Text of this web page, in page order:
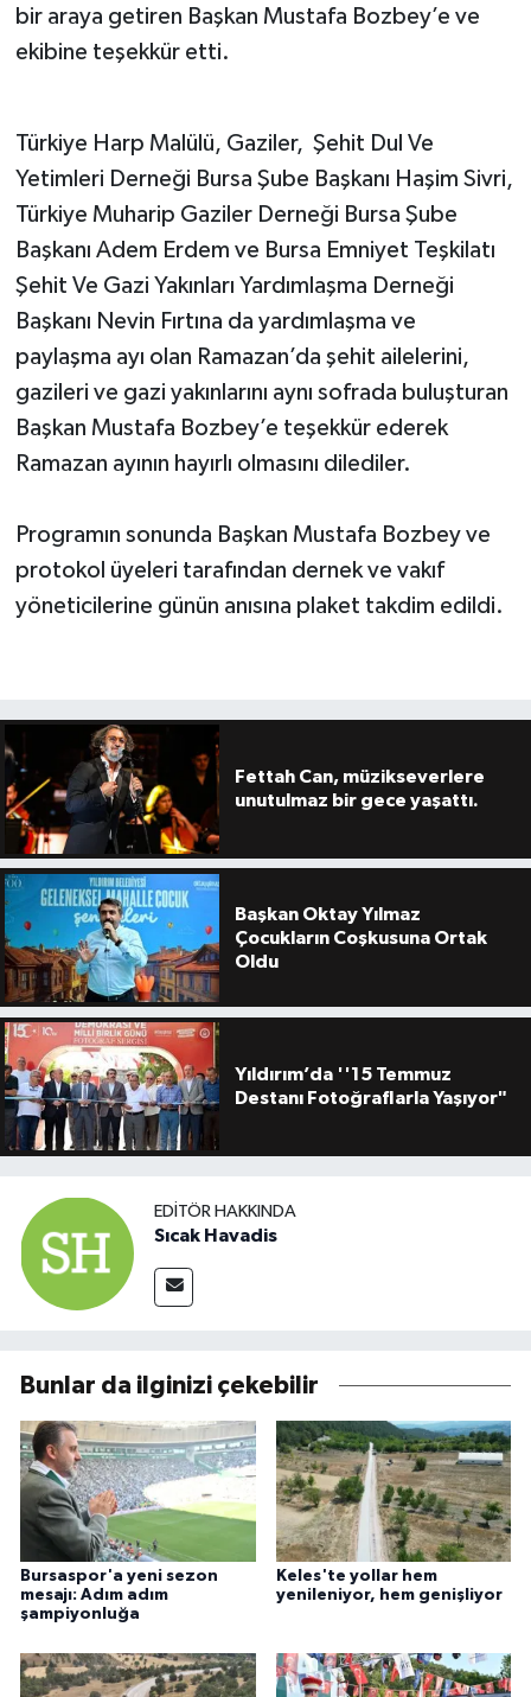
bir araya getiren Başkan Mustafa Bozbey’e ve
ekibine teşekkür etti.
Türkiye Harp Malülü, Gaziler, Şehit Dul Ve
Yetimleri Derneği Bursa Şube Başkanı Haşim Sivri,
Türkiye Muharip Gaziler Derneği Bursa Şube
Başkanı Adem Erdem ve Bursa Emniyet Teşkilatı
Şehit Ve Gazi Yakınları Yardımlaşma Derneği
Başkanı Nevin Fırtına da yardımlaşma ve
paylaşma ayı olan Ramazan’da şehit ailelerini,
gazileri ve gazi yakınlarını aynı sofrada buluşturan
Başkan Mustafa Bozbey’e teşekkür ederek
Ramazan ayının hayırlı olmasını dilediler.
Programın sonunda Başkan Mustafa Bozbey ve
protokol üyeleri tarafından dernek ve vakıf
yöneticilerine günün anısına plaket takdim edildi.
Fettah Can, müzikseverlere
unutulmaz bir gece yaşattı.
Başkan Oktay Yılmaz
Çocukların Coşkusuna Ortak
Oldu
Yıldırım’da ''15 Temmuz
Destanı Fotoğraflarla Yaşıyor"
EDITÖR HAKKINDA
Sıcak Havadis
Bunlar da ilginizi çekebilir
Bursaspor'a yeni sezon
mesajı: Adım adım
şampiyonluğa
Keles'te yollar hem
yenileniyor, hem genişliyor